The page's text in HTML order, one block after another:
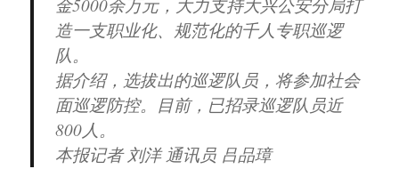
金5000余万元，大力支持大兴公安分局打
造一支职业化、规范化的千人专职巡逻
队。
据介绍，选拔出的巡逻队员，将参加社会
面巡逻防控。目前，已招录巡逻队员近
800人。
本报记者 刘洋 通讯员 吕品璋